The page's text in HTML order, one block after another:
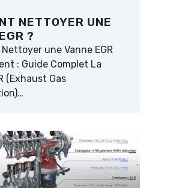
NETTOYER UNE
?
une Vanne EGR
: Guide Complet La
(Exhaust Gas